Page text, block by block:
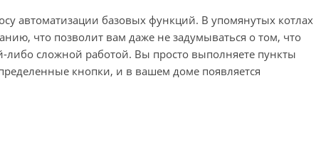
автоматизации базовых функций. В упомянутых котлах
что позволит вам даже не задумываться о том, что
либо сложной работой. Вы просто выполняете пункты
кнопки, и в вашем доме появляется